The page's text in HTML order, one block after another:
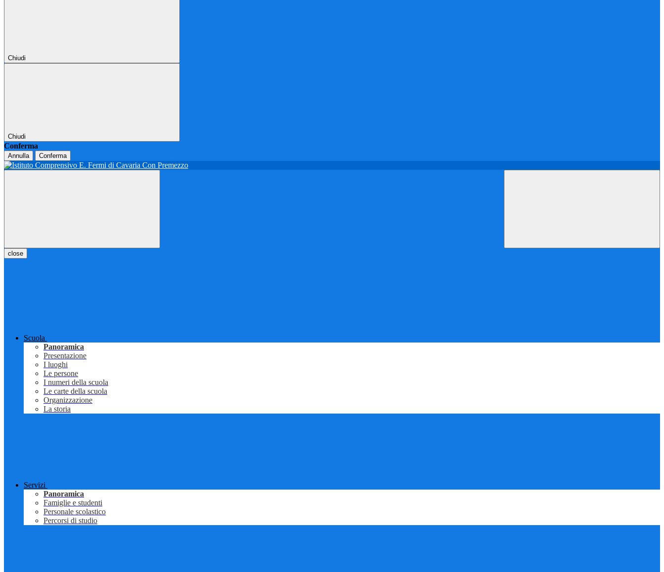
Chiudi
Chiudi
Conferma
Annulla Conferma
close
Scuola
Panoramica
Presentazione
I luoghi
Le persone
I numeri della scuola
Le carte della scuola
Organizzazione
La storia
Servizi
Panoramica
Famiglie e studenti
Personale scolastico
Percorsi di studio